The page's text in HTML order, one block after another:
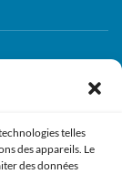
telles
des appareils. Le
des données